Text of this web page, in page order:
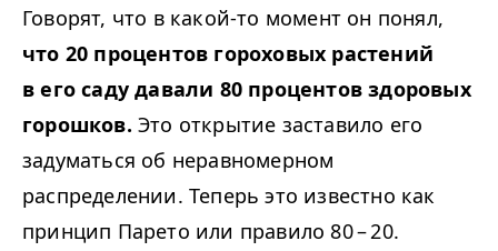
Говорят, что в какой-то момент он понял,
что 20 процентов гороховых растений
в его саду давали 80 процентов здоровых
горошков. Это открытие заставило его
задуматься об неравномерном
распределении. Теперь это известно как
принцип Парето или правило 80 – 20.